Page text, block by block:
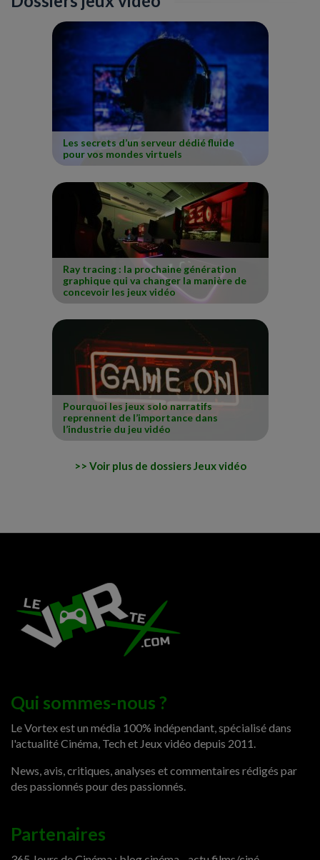
Les secrets d’un serveur dédié fluide
pour vos mondes virtuels
Ray tracing : la prochaine génération
graphique qui va changer la manière de
concevoir les jeux vidéo
Pourquoi les jeux solo narratifs
reprennent de l’importance dans
l’industrie du jeu vidéo
Voir plus de dossiers Jeux vidéo
Qui sommes-nous ?
Le Vortex est un média 100% indépendant, spécialisé dans
l'actualité Cinéma, Tech et Jeux vidéo depuis 2011.
News, avis, critiques, analyses et commentaires rédigés par
des passionnés pour des passionnés.
Partenaires